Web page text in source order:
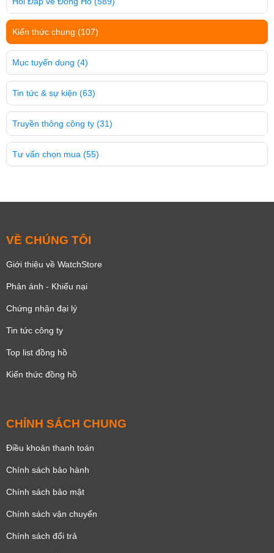
Kiến thức chung (107)
Mục tuyển dụng (4)
Tin tức & sự kiện (63)
Truyền thông công ty (31)
Tư vấn chọn mua (55)
VỀ CHÚNG TÔI
Giới thiệu về WatchStore
Phản ánh - Khiếu nại
Chứng nhận đại lý
Tin tức công ty
Top list đồng hồ
Kiến thức đồng hồ
CHÍNH SÁCH CHUNG
Điều khoản thanh toán
Chính sách bảo hành
Chính sách bảo mật
Chính sách vận chuyển
Chính sách đổi trả